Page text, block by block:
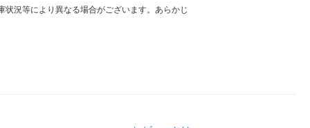
況等により異なる場合がございます。あらかじ